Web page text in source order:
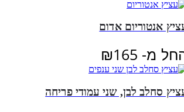
אנטוריום אדום
מ- ₪165
סחלב לבן, שני עמודי פריחה